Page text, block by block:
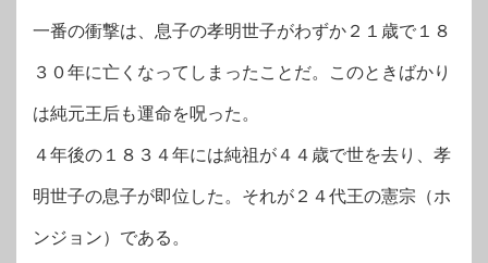
一番の衝撃は、息子の孝明世子がわずか２１歳で１８
３０年に亡くなってしまったことだ。このときばかり
は純元王后も運命を呪った。
４年後の１８３４年には純祖が４４歳で世を去り、孝
明世子の息子が即位した。それが２４代王の憲宗（ホ
ンジョン）である。